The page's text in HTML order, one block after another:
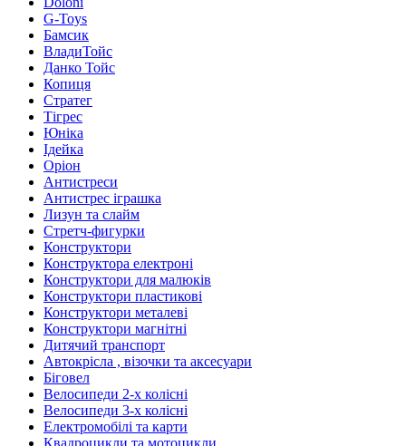
G-Toys
Бамсик
ВладиТойс
Данко Тойс
Копиця
Стратег
Тігрес
Юніка
Ідейка
Оріон
Антистреси
Антистрес іграшка
Лизун та слайм
Стретч-фигурки
Конструктори
Конструктора електроні
Конструктори для малюків
Конструктори пластикові
Конструктори металеві
Конструктори магнітні
Дитячий транспорт
Автокрісла , візочки та аксесуари
Біговел
Велосипеди 2-х колісні
Велосипеди 3-х колісні
Електромобілі та карти
Квадроцикли та мотоцикли